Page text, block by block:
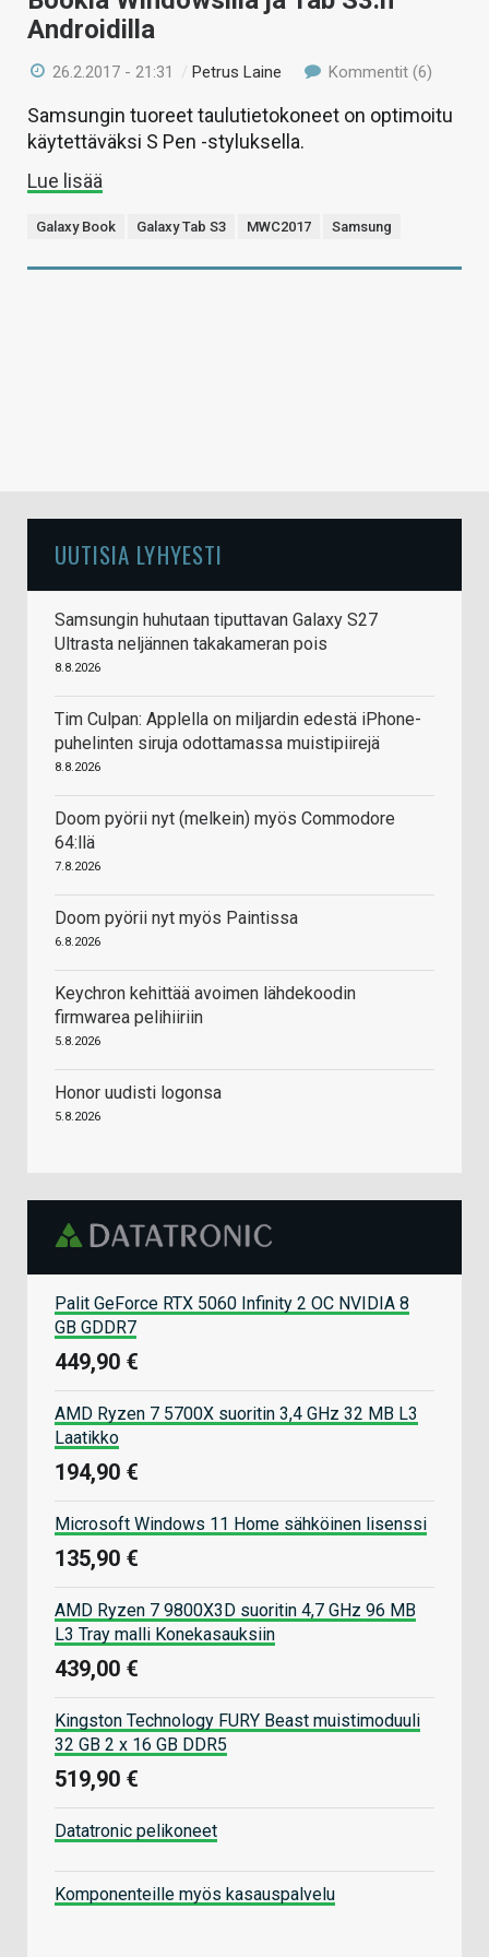
Androidilla
26.2.2017 - 21:31 / Petrus Laine Kommentit (6)
Samsungin tuoreet taulutietokoneet on optimoitu
käytettäväksi S Pen -styluksella.
Lue lisää
Galaxy Book Galaxy Tab S3 MWC2017 Samsung
UUTISIA LYHYESTI
Samsungin huhutaan tiputtavan Galaxy S27
Ultrasta neljännen takakameran pois
8.8.2026
Tim Culpan: Applella on miljardin edestä iPhone-
puhelinten siruja odottamassa muistipiirejä
8.8.2026
Doom pyörii nyt (melkein) myös Commodore
64:llä
7.8.2026
Doom pyörii nyt myös Paintissa
6.8.2026
Keychron kehittää avoimen lähdekoodin
firmwarea pelihiiriin
5.8.2026
Honor uudisti logonsa
5.8.2026
Palit GeForce RTX 5060 Infinity 2 OC NVIDIA 8
GB GDDR7
449,90 €
AMD Ryzen 7 5700X suoritin 3,4 GHz 32 MB L3
Laatikko
194,90 €
Microsoft Windows 11 Home sähköinen lisenssi
135,90 €
AMD Ryzen 7 9800X3D suoritin 4,7 GHz 96 MB
L3 Tray malli Konekasauksiin
439,00 €
Kingston Technology FURY Beast muistimoduuli
32 GB 2 x 16 GB DDR5
519,90 €
Datatronic pelikoneet
Komponenteille myös kasauspalvelu